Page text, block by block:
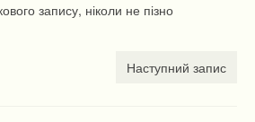
запису, ніколи не пізно
Наступний запис